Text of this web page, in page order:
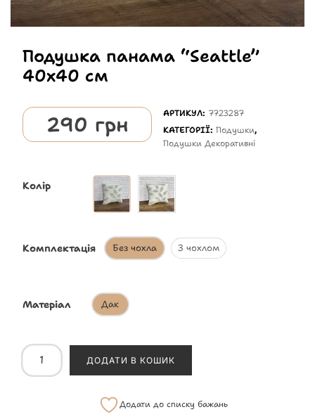
Подушка панама “Seattle”
40х40 см
290 грн АРТИКУЛ: 7723287
КАТЕГОРІЇ:Подушки,
Подушки Декоративні
Колір
Комплектація Без чохла З чохлом
Матеріал Дак
ДОДАТИ В КОШИК
Додати до списку бажань